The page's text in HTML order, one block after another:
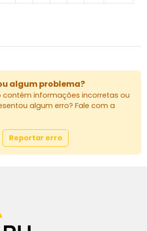
algum problema?
contém informações incorretas ou
algum erro? Fale com a
Reportar erro